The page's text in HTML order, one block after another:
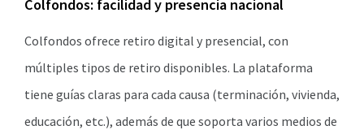
Colfondos: facilidad y presencia nacional
Colfondos ofrece retiro digital y presencial, con
múltiples tipos de retiro disponibles. La plataforma
tiene guías claras para cada causa (terminación, vivienda,
educación, etc.), además de que soporta varios medios de